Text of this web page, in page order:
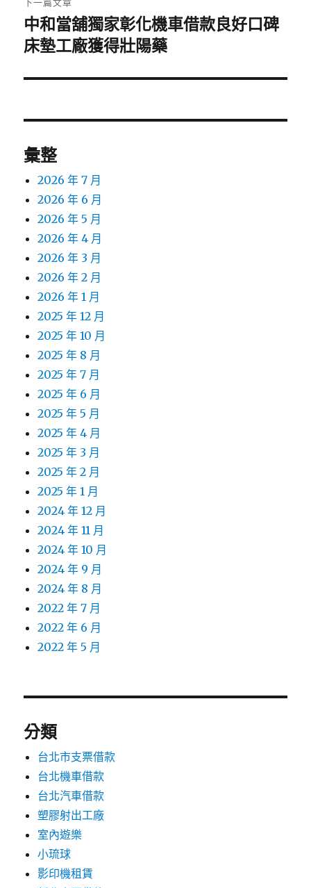
下
一
文
中和當舖獨家彰化機車借款良好口碑
床墊工廠獲得壯陽藥
彙整
2026 年 7 月
2026 年 6 月
2026 年 5 月
2026 年 4 月
2026 年 3 月
2026 年 2 月
2026 年 1 月
2025 年 12 月
2025 年 10 月
2025 年 8 月
2025 年 7 月
2025 年 6 月
2025 年 5 月
2025 年 4 月
2025 年 3 月
2025 年 2 月
2025 年 1 月
2024 年 12 月
2024 年 11 月
2024 年 10 月
2024 年 9 月
2024 年 8 月
2022 年 7 月
2022 年 6 月
2022 年 5 月
分類
台北市支票借款
台北機車借款
台北汽車借款
塑膠射出工廠
室內遊樂
小琉球
影印機租賃